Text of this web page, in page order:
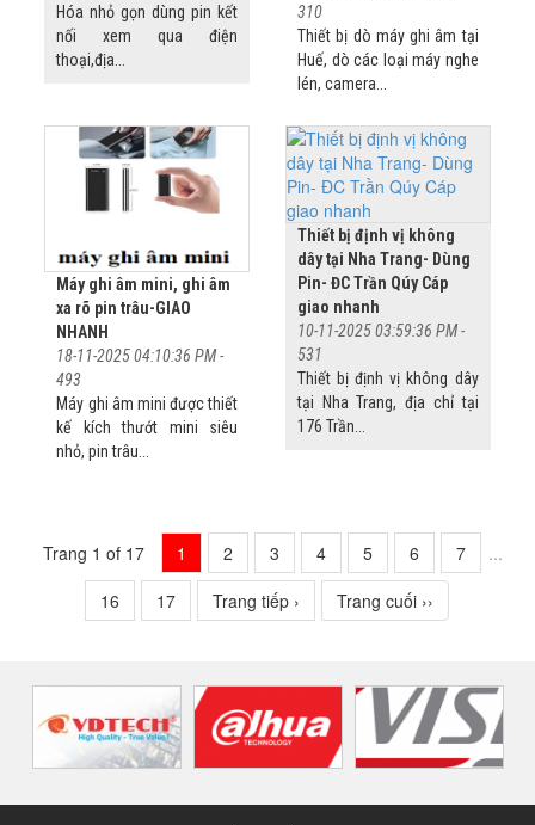
Hóa nhỏ gọn dùng pin kết
nối xem qua điện
thoại,địa...
310
Thiết bị dò máy ghi âm tại
Huế, dò các loại máy nghe
lén, camera...
Máy ghi âm mini, ghi âm
xa rõ pin trâu-GIAO
NHANH
18-11-2025 04:10:36 PM -
493
Máy ghi âm mini được thiết
kế kích thướt mini siêu
nhỏ, pin trâu...
Thiết bị định vị không
dây tại Nha Trang- Dùng
Pin- ĐC Trần Qúy Cáp
giao nhanh
10-11-2025 03:59:36 PM -
531
Thiết bị định vị không dây
tại Nha Trang, địa chỉ tại
176 Trần...
Trang 1 of 17 1 2 3 4 5 6 7
...
16
17 Trang tiếp › Trang cuối ››